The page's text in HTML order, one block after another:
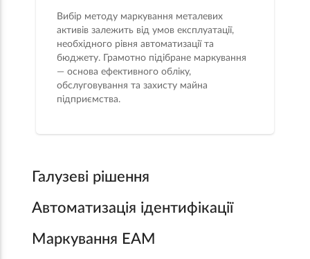
Вибір методу маркування металевих
активів залежить від умов експлуатації,
необхідного рівня автоматизації та
бюджету. Грамотно підібране маркування
— основа ефективного обліку,
обслуговування та захисту майна
підприємства.
Галузеві рішення
Автоматизація ідентифікації
Маркування EAM